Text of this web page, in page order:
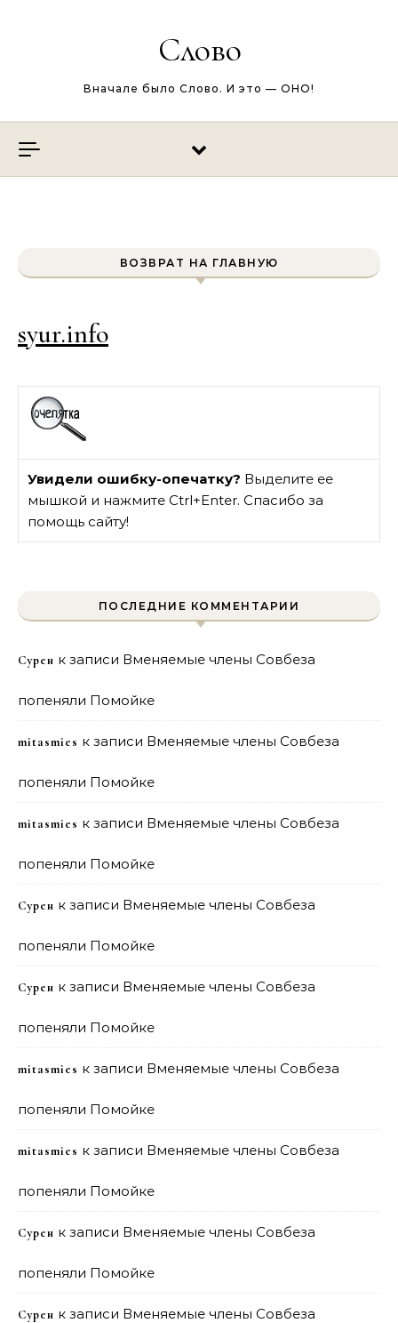
Слово
Вначале было Слово. И это — ОНО!
ВОЗВРАТ НА ГЛАВНУЮ
syur.info
Увидели ошибку-опечатку? Выделите ее
мышкой и нажмите Ctrl+Enter. Спасибо за
помощь сайту!
ПОСЛЕДНИЕ КОММЕНТАРИИ
Сурен к записи Вменяемые члены Совбеза
попеняли Помойке
mitasmies к записи Вменяемые члены Совбеза
попеняли Помойке
mitasmies к записи Вменяемые члены Совбеза
попеняли Помойке
Сурен к записи Вменяемые члены Совбеза
попеняли Помойке
Сурен к записи Вменяемые члены Совбеза
попеняли Помойке
mitasmies к записи Вменяемые члены Совбеза
попеняли Помойке
mitasmies к записи Вменяемые члены Совбеза
попеняли Помойке
Сурен к записи Вменяемые члены Совбеза
попеняли Помойке
Сурен к записи Вменяемые члены Совбеза